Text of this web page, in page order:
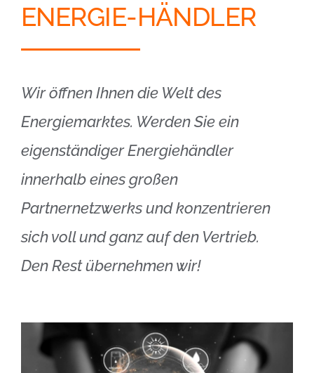
ENERGIE-HÄNDLER
Wir öffnen Ihnen die Welt des
Energiemarktes. Werden Sie ein
eigenständiger Energiehändler
innerhalb eines großen
Partnernetzwerks und konzentrieren
sich voll und ganz auf den Vertrieb.
Den Rest übernehmen wir!